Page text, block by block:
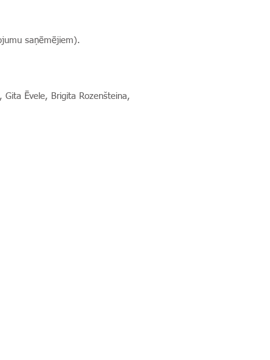
saņēmējiem).
Gita Ēvele, Brigita Rozenšteina,